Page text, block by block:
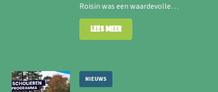
Roisin was een waardevolle…
Lees meer
NIEUWS